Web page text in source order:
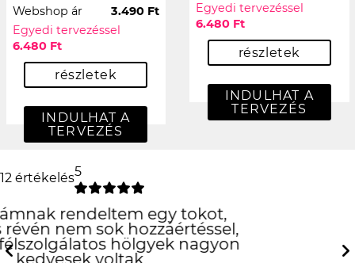
Webshop ár
3.490 Ft
Egyedi tervezéssel
6.480 Ft
részletek
INDULHAT A
TERVEZÉS
Egyedi tervezéssel
6.480 Ft
részletek
INDULHAT A
TERVEZÉS
12 értékelés5
csúcs lett
köszi!
Viktor Kovács
Previous Next